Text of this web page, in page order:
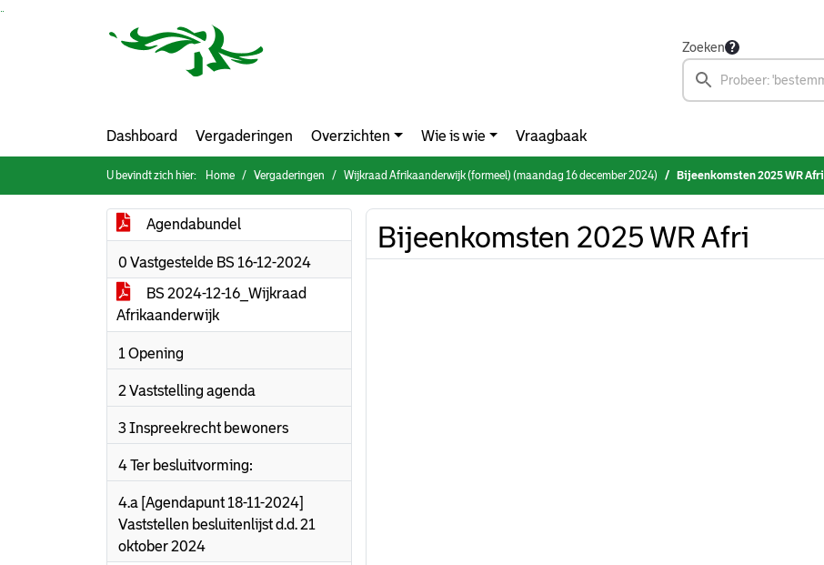
Ga naar de inhoud van deze pagina
Zoeken
Dashboard Vergaderingen Overzichten Wie is wie Vraagbaak
U bevindt zich hier: Home Vergaderingen Wijkraad Afrikaanderwijk (formeel) (maandag 16 december 2024) Bijeenkomsten 2025 WR Afri
Agendabundel
0 Vastgestelde BS 16-12-2024
BS 2024-12-16_Wijkraad
Afrikaanderwijk
1 Opening
2 Vaststelling agenda
3 Inspreekrecht bewoners
4 Ter besluitvorming:
4.a [Agendapunt 18-11-2024]
Vaststellen besluitenlijst d.d. 21
oktober 2024
Bijeenkomsten 2025 WR Afri